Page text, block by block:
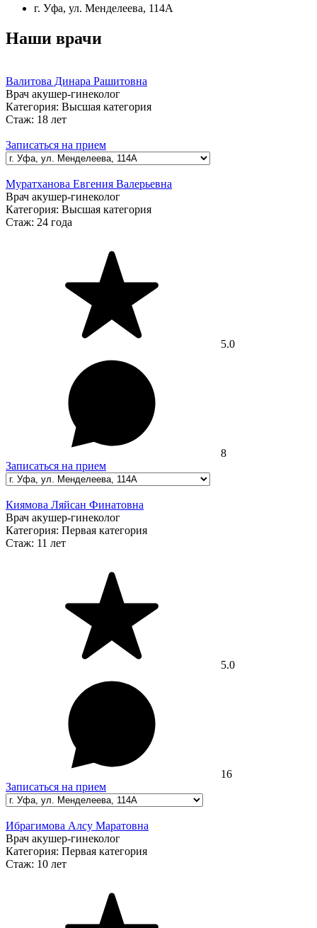
г. Уфа, ул. Менделеева, 114А
Наши врачи
Валитова Динара Рашитовна
Врач акушер-гинеколог
Категория: Высшая категория
Стаж: 18 лет
Записаться на прием
Муратханова Евгения Валерьевна
Врач акушер-гинеколог
Категория: Высшая категория
Стаж: 24 года
5.0
8
Записаться на прием
Киямова Ляйсан Финатовна
Врач акушер-гинеколог
Категория: Первая категория
Стаж: 11 лет
5.0
16
Записаться на прием
Ибрагимова Алсу Маратовна
Врач акушер-гинеколог
Категория: Первая категория
Стаж: 10 лет